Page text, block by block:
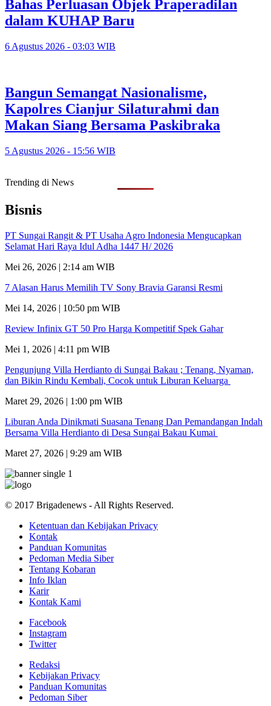
Bahas Perluasan Objek Praperadilan
dalam KUHAP Baru
6 Agustus 2026 - 03:03 WIB
Bangun Semangat Nasionalisme,
Kapolres Cianjur Silaturahmi dan
Makan Siang Bersama Paskibraka
5 Agustus 2026 - 15:56 WIB
Trending di News
Bisnis
PT Sungai Rangit & PT Usaha Agro Indonesia Mengucapkan
Selamat Hari Raya Idul Adha 1447 H/ 2026
Mei 26, 2026 | 2:14 am WIB
7 Alasan Harus Memilih TV Sony Bravia Garansi Resmi
Mei 14, 2026 | 10:50 pm WIB
Review Infinix GT 50 Pro Harga Kompetitif Spek Gahar
Mei 1, 2026 | 4:11 pm WIB
Pengunjung Villa Herdianto di Sungai Bakau ; Tenang, Nyaman,
dan Bikin Rindu Kembali, Cocok untuk Liburan Keluarga
Maret 29, 2026 | 1:00 pm WIB
Liburan Anda Dinikmati Suasana Tenang Dan Pemandangan Indah
Bersama Villa Herdianto di Desa Sungai Bakau Kumai
Maret 27, 2026 | 9:29 am WIB
© 2017 Brigadenews - All Rights Reserved.
Ketentuan dan Kebijakan Privacy
Kontak
Panduan Komunitas
Pedoman Media Siber
Tentang Kobaran
Info Iklan
Karir
Kontak Kami
Facebook
Instagram
Twitter
Redaksi
Kebijakan Privacy
Panduan Komunitas
Pedoman Siber